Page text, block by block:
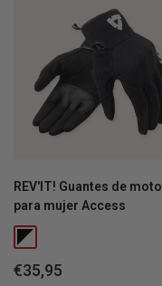
REV'IT! Guantes de moto
para mujer Access
Precio
€35,95